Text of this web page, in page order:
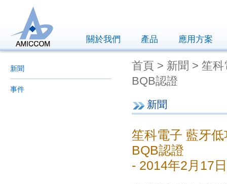
關於我們 產品 應用方案
新聞
事件
首頁 > 新聞 > 笙
BQB認證
新聞
笙科電子 藍牙
BQB認證
- 2014年2月17日